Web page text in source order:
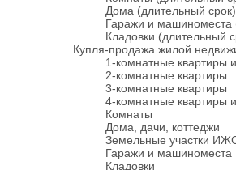
Дома (длительный срок)
Гаражи и машиноместа
Кладовки (длительный
Купля-продажа жилой
1-комнатные квартиры
2-комнатные квартиры
3-комнатные квартиры
4-комнатные квартиры
Комнаты
Дома, дачи, коттеджи
Земельные участки
Гаражи и машиноместа
Кладовки